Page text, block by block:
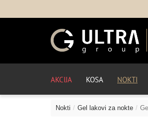
AKCIJA KOSA NOKTI
Nokti Gel lakovi za nokte